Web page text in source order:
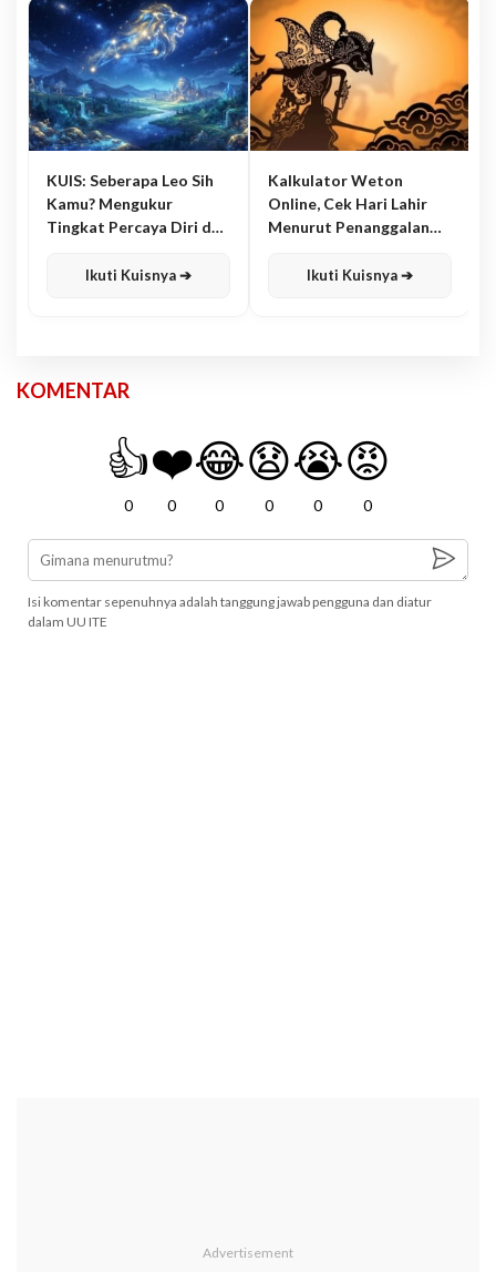
KUIS: Seberapa Leo Sih
Kamu? Mengukur
Tingkat Percaya Diri dan
Ikuti Kuisnya ➔
Kalkulator Weton
Online, Cek Hari Lahir
Menurut Penanggalan
Ikuti Kuisnya ➔
KOMENTAR
👍
0
❤️
0
😂
0
😧
0
😭
0
😡
0
Isi komentar sepenuhnya adalah tanggung jawab pengguna dan diatur
dalam UU ITE